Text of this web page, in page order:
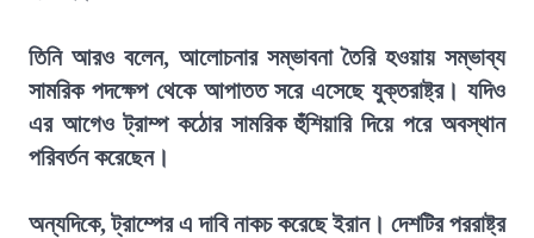
তিনি আরও বলেন, আলোচনার সম্ভাবনা তৈরি হওয়ায় সম্ভাব্য
সামরিক পদক্ষেপ থেকে আপাতত সরে এসেছে যুক্তরাষ্ট্র। যদিও
এর আগেও ট্রাম্প কঠোর সামরিক হুঁশিয়ারি দিয়ে পরে অবস্থান
পরিবর্তন করেছেন।
অন্যদিকে, ট্রাম্পের এ দাবি নাকচ করেছে ইরান। দেশটির পররাষ্ট্র